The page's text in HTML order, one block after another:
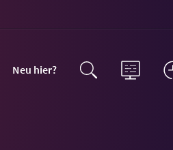
Neu hier?